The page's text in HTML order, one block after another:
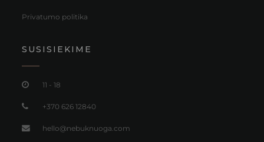
Privatumo politika
SUSISIEKIME
11 - 18
+370 626 12840
hello@nebuknuoga.com